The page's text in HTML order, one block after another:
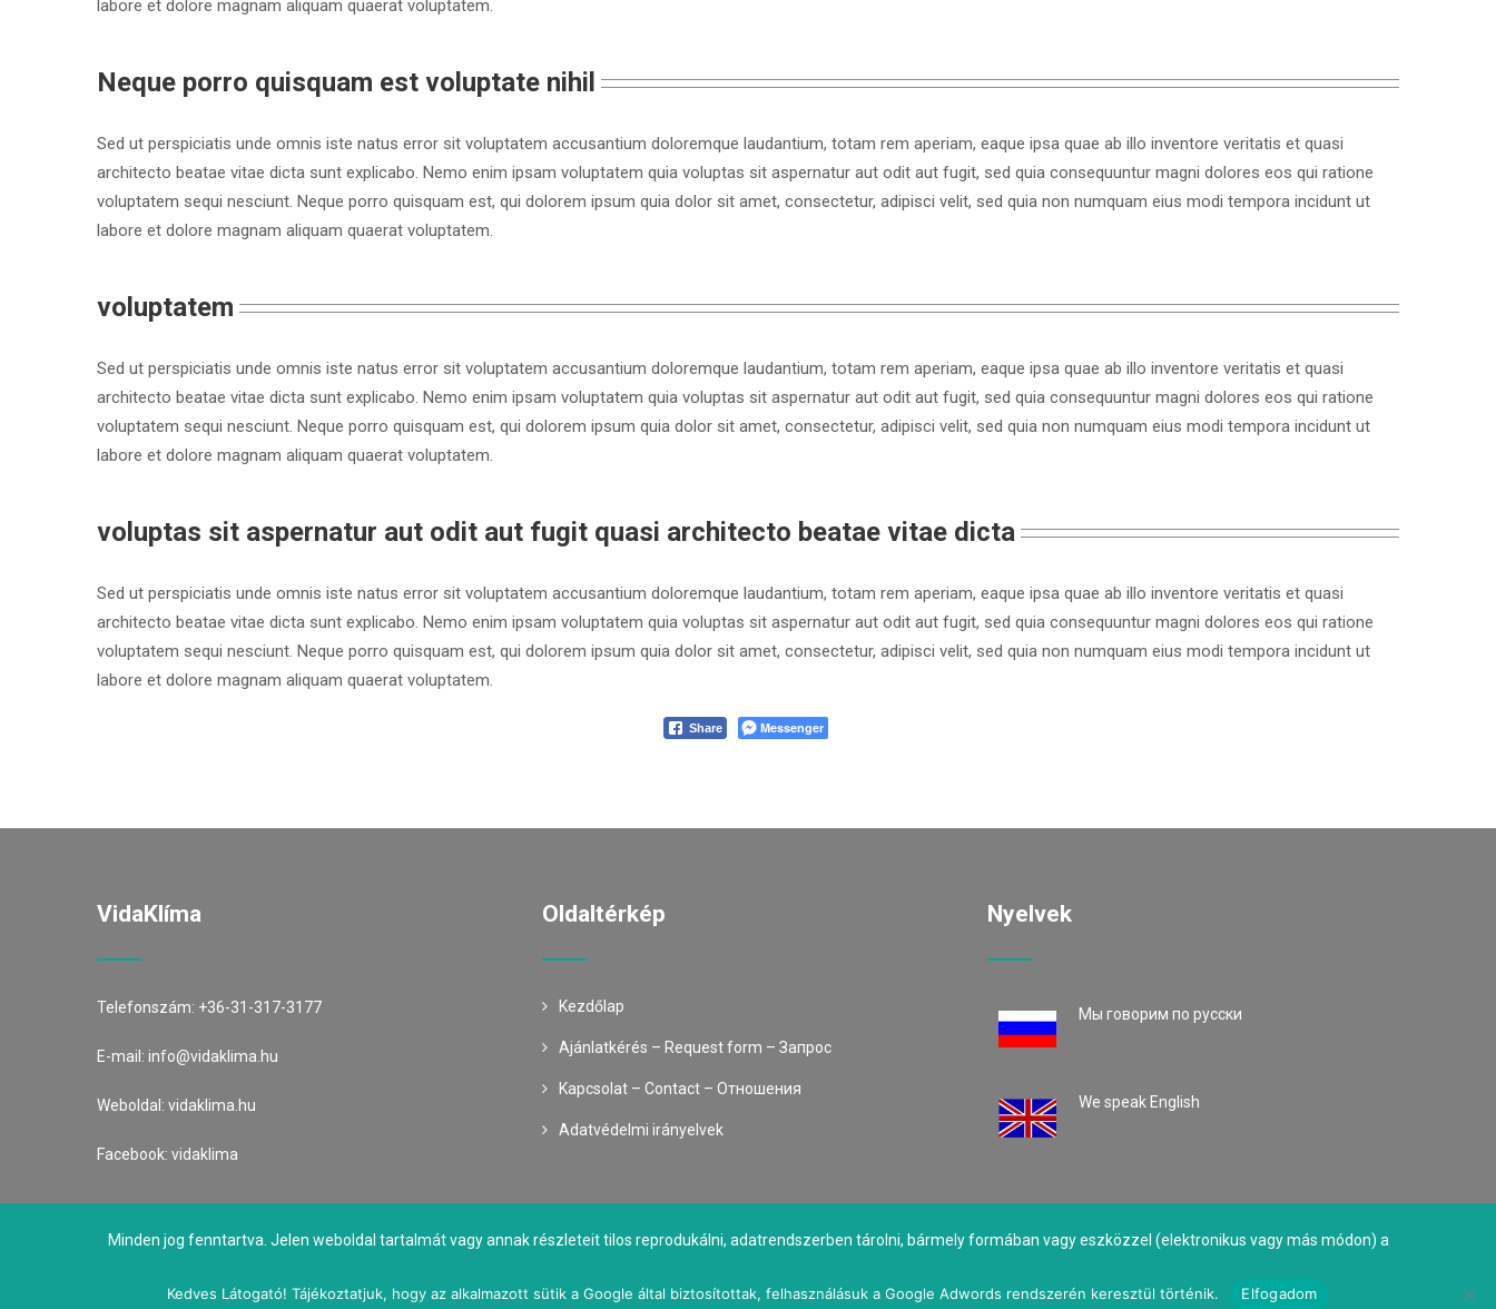
labore et dolore magnam aliquam quaerat voluptatem.
Neque porro quisquam est voluptate nihil
Sed ut perspiciatis unde omnis iste natus error sit voluptatem accusantium doloremque laudantium, totam rem aperiam, eaque ipsa quae ab illo inventore veritatis et quasi
architecto beatae vitae dicta sunt explicabo. Nemo enim ipsam voluptatem quia voluptas sit aspernatur aut odit aut fugit, sed quia consequuntur magni dolores eos qui ratione
voluptatem sequi nesciunt. Neque porro quisquam est, qui dolorem ipsum quia dolor sit amet, consectetur, adipisci velit, sed quia non numquam eius modi tempora incidunt ut
labore et dolore magnam aliquam quaerat voluptatem.
voluptatem
Sed ut perspiciatis unde omnis iste natus error sit voluptatem accusantium doloremque laudantium, totam rem aperiam, eaque ipsa quae ab illo inventore veritatis et quasi
architecto beatae vitae dicta sunt explicabo. Nemo enim ipsam voluptatem quia voluptas sit aspernatur aut odit aut fugit, sed quia consequuntur magni dolores eos qui ratione
voluptatem sequi nesciunt. Neque porro quisquam est, qui dolorem ipsum quia dolor sit amet, consectetur, adipisci velit, sed quia non numquam eius modi tempora incidunt ut
labore et dolore magnam aliquam quaerat voluptatem.
voluptas sit aspernatur aut odit aut fugit quasi architecto beatae vitae dicta
Sed ut perspiciatis unde omnis iste natus error sit voluptatem accusantium doloremque laudantium, totam rem aperiam, eaque ipsa quae ab illo inventore veritatis et quasi
architecto beatae vitae dicta sunt explicabo. Nemo enim ipsam voluptatem quia voluptas sit aspernatur aut odit aut fugit, sed quia consequuntur magni dolores eos qui ratione
voluptatem sequi nesciunt. Neque porro quisquam est, qui dolorem ipsum quia dolor sit amet, consectetur, adipisci velit, sed quia non numquam eius modi tempora incidunt ut
labore et dolore magnam aliquam quaerat voluptatem.
Share Messenger
VidaKlíma
Telefonszám: +36-31-317-3177
E-mail: info@vidaklima.hu
Weboldal: vidaklima.hu
Facebook: vidaklima
Oldaltérkép
Kezdőlap
Ajánlatkérés – Request form – Запрос
Kapcsolat – Contact – Oтношения
Adatvédelmi irányelvek
Nyelvek
Mы говорим по русски
We speak English
Minden jog fenntartva. Jelen weboldal tartalmát vagy annak részleteit tilos reprodukálni, adatrendszerben tárolni, bármely formában vagy eszközzel (elektronikus vagy más módon) a
Kedves Látogató! Tájékoztatjuk, hogy az alkalmazott sütik a Google által biztosítottak, felhasználásuk a Google Adwords rendszerén keresztül történik.
Elfogadom